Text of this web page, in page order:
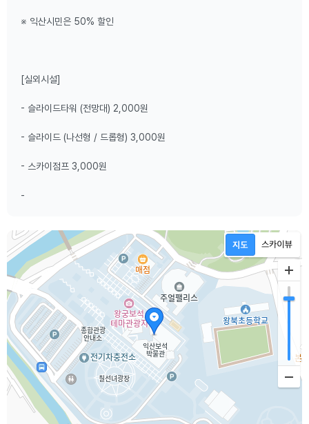
※ 익산시민은 50% 할인
[실외시설]
- 슬라이드타워 (전망대) 2,000원
- 슬라이드 (나선형 / 드롭형) 3,000원
- 스카이점프 3,000원
-